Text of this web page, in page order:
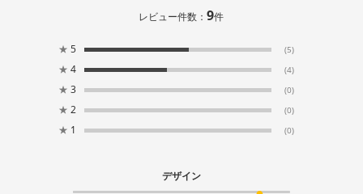
レビュー件数：9件
★ 5 (5)
★ 4 (4)
★ 3 (0)
★ 2 (0)
★ 1 (0)
デザイン